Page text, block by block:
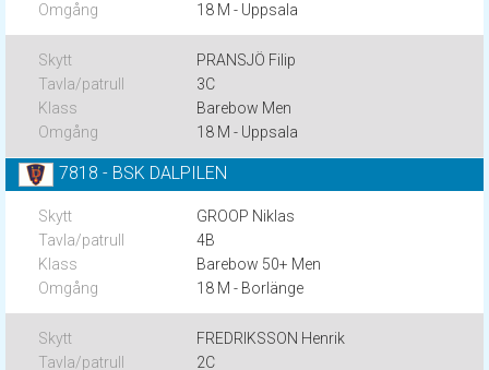
18 M - Uppsala
PRANSJÖ Filip
3C
Barebow Men
18 M - Uppsala
7818 - BSK DALPILEN
GROOP Niklas
4B
Barebow 50+ Men
18 M - Borlänge
FREDRIKSSON Henrik
2C